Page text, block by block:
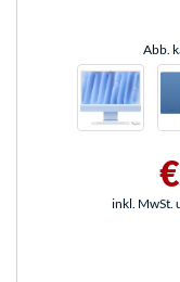
Abb.
inkl. MwSt.